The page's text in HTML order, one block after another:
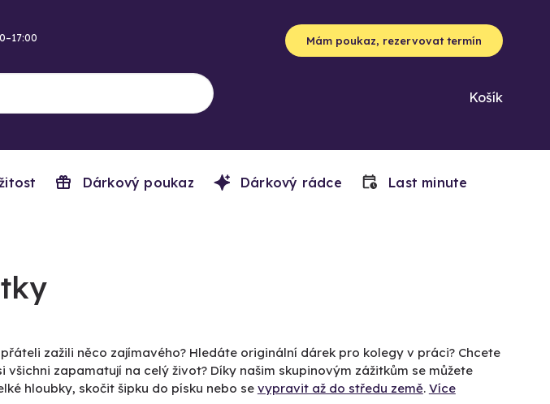
Mám poukaz, rezervovat termín
Košík
Dárkový poukaz Dárkový rádce Last minute
zažili něco zajímavého? Hledáte originální dárek pro kolegy v práci? Chcete
zapamatují na celý život? Díky našim skupinovým zážitkům se můžete
hloubky, skočit šipku do písku nebo se vypravit až do středu země. Více